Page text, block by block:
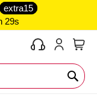
extra15
28s